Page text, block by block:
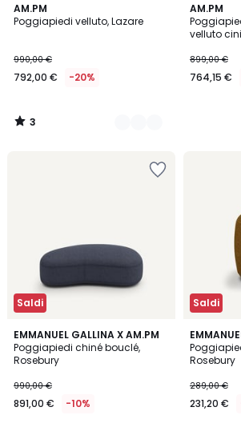
AM.PM
Poggiapiedi velluto, Lazare
990,00 €
792,00 € -20%
3
/
16
Colori
3
/
AM.PM
velluto
899,00 €
764,15 €
8
Colori
Saldi
EMMANUEL GALLINA X AM.PM
Poggiapiedi chiné bouclé,
Rosebury
990,00 €
891,00 € -10%
5
/
5
3
Colori
Saldi
Rosebury
289,00 €
231,20 €
5
/
5
2
Colori